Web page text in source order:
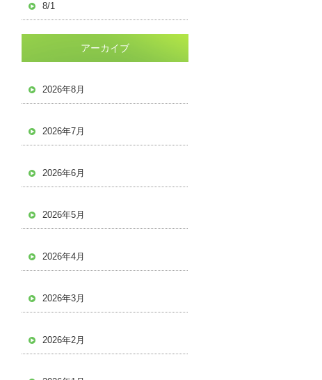
8/1
アーカイブ
2026年8月
2026年7月
2026年6月
2026年5月
2026年4月
2026年3月
2026年2月